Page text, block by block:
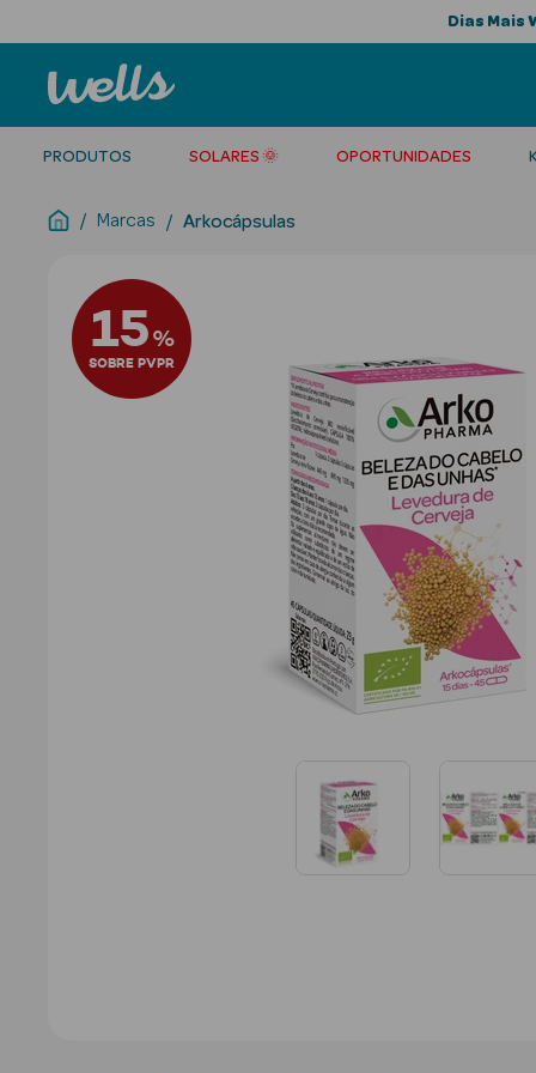
Dias Mais
PRODUTOS SOLARES 🌞 OPORTUNIDADES
Marcas Arkocápsulas
15%
SOBRE PVPR